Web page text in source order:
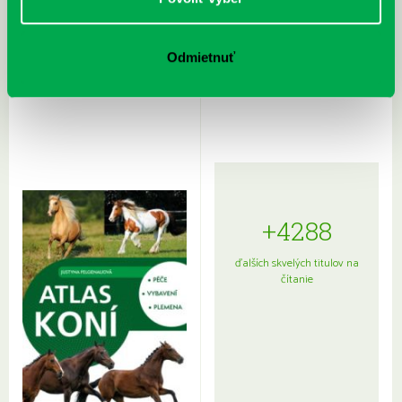
Odmietnuť
Rudź, Przemyslaw: Atlas hviezd:
Hardy, Paula: Japonsko na tanieri:
+4288
ďalších skvelých titulov na
čítanie